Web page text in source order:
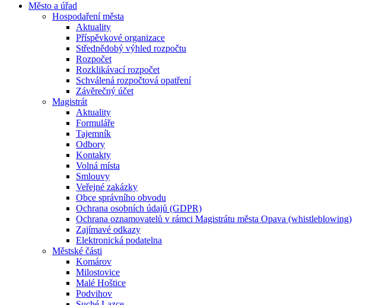
Město a úřad
Hospodaření města
Aktuality
Příspěvkové organizace
Střednědobý výhled rozpočtu
Rozpočet
Rozklikávací rozpočet
Schválená rozpočtová opatření
Závěrečný účet
Magistrát
Aktuality
Formuláře
Tajemník
Odbory
Kontakty
Volná místa
Smlouvy
Veřejné zakázky
Obce správního obvodu
Ochrana osobních údajů (GDPR)
Ochrana oznamovatelů v rámci Magistrátu města Opava (whistleblowing)
Zajímavé odkazy
Elektronická podatelna
Městské části
Komárov
Milostovice
Malé Hoštice
Podvihov